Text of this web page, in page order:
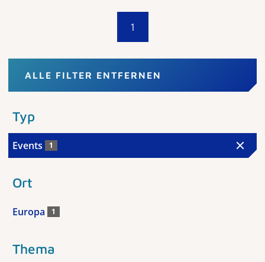
1
ALLE FILTER ENTFERNEN
Typ
Events 1
Ort
Europa 1
Thema